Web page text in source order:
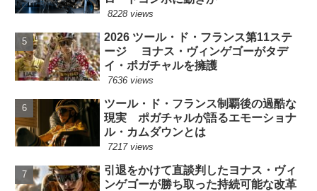
8228 views
2026 ツール・ド・フランス第11ステ
ージ ヨナス・ヴィンゲゴーがタデ
イ・ポガチャルを擁護
7636 views
ツール・ド・フランス制覇後の過酷な
現実 ポガチャルが語るエモーショナ
ル・カムダウンとは
7217 views
引退をかけて直談判したヨナス・ヴィ
ンゲゴーが勝ち取った持続可能な改革